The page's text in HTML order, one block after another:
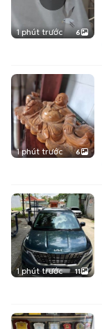
1 phút trước 6
1 phút trước 6
1 phút trước 11